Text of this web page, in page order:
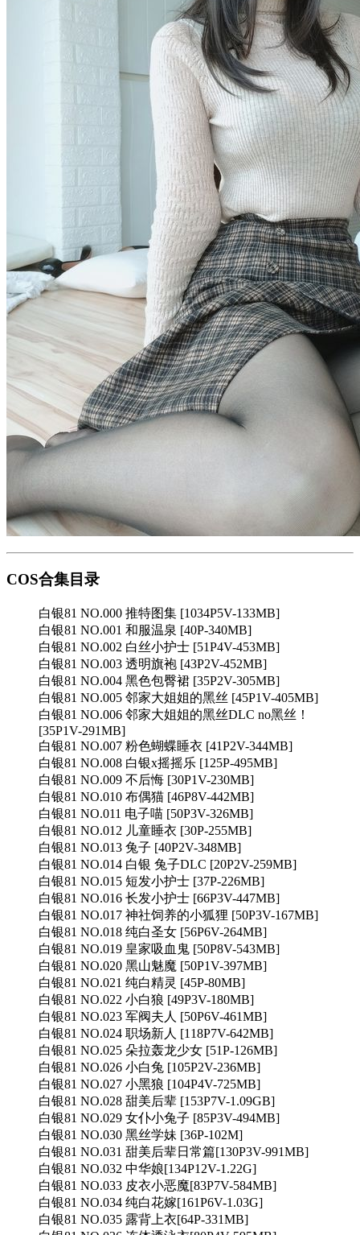
COS合集目录
白银81 NO.000 推特图集 [1034P5V-133MB]
白银81 NO.001 和服温泉 [40P-340MB]
白银81 NO.002 白丝小护士 [51P4V-453MB]
白银81 NO.003 透明旗袍 [43P2V-452MB]
白银81 NO.004 黑色包臀裙 [35P2V-305MB]
白银81 NO.005 邻家大姐姐的黑丝 [45P1V-405MB]
白银81 NO.006 邻家大姐姐的黑丝DLC no黑丝！
[35P1V-291MB]
白银81 NO.007 粉色蝴蝶睡衣 [41P2V-344MB]
白银81 NO.008 白银x摇摇乐 [125P-495MB]
白银81 NO.009 不后悔 [30P1V-230MB]
白银81 NO.010 布偶猫 [46P8V-442MB]
白银81 NO.011 电子喵 [50P3V-326MB]
白银81 NO.012 儿童睡衣 [30P-255MB]
白银81 NO.013 兔子 [40P2V-348MB]
白银81 NO.014 白银 兔子DLC [20P2V-259MB]
白银81 NO.015 短发小护士 [37P-226MB]
白银81 NO.016 长发小护士 [66P3V-447MB]
白银81 NO.017 神社饲养的小狐狸 [50P3V-167MB]
白银81 NO.018 纯白圣女 [56P6V-264MB]
白银81 NO.019 皇家吸血鬼 [50P8V-543MB]
白银81 NO.020 黑山魅魔 [50P1V-397MB]
白银81 NO.021 纯白精灵 [45P-80MB]
白银81 NO.022 小白狼 [49P3V-180MB]
白银81 NO.023 军阀夫人 [50P6V-461MB]
白银81 NO.024 职场新人 [118P7V-642MB]
白银81 NO.025 朵拉轰龙少女 [51P-126MB]
白银81 NO.026 小白兔 [105P2V-236MB]
白银81 NO.027 小黑狼 [104P4V-725MB]
白银81 NO.028 甜美后辈 [153P7V-1.09GB]
白银81 NO.029 女仆小兔子 [85P3V-494MB]
白银81 NO.030 黑丝学妹 [36P-102M]
白银81 NO.031 甜美后辈日常篇[130P3V-991MB]
白银81 NO.032 中华娘[134P12V-1.22G]
白银81 NO.033 皮衣小恶魔[83P7V-584MB]
白银81 NO.034 纯白花嫁[161P6V-1.03G]
白银81 NO.035 露背上衣[64P-331MB]